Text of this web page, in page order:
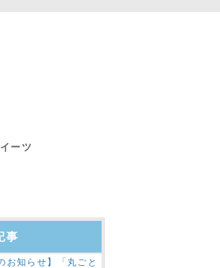
ーツ
事
お知らせ】「丸ごと